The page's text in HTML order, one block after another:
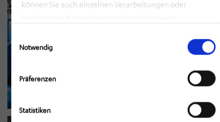
können Sie auch einzelnen Verarbeitungen oder
Sie ein, dass HÖRMANN alle der erläuterten
Informationen speichern sowie auslesen und damit
zusammenhängende Datenverarbeitungen vornehmen
darf, die nicht ohnehin unbedingt erforderlich sind,
stellen kann. Mit Klick auf „AUSWAHL ERLAUBEN“
Notwendig
Präferenzen
Statistiken